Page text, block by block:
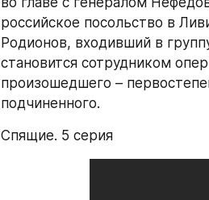
российское посольство в
Родионов, входивший в
становится сотрудником
произошедшего –
подчиненного.
Спящие. 5 серия